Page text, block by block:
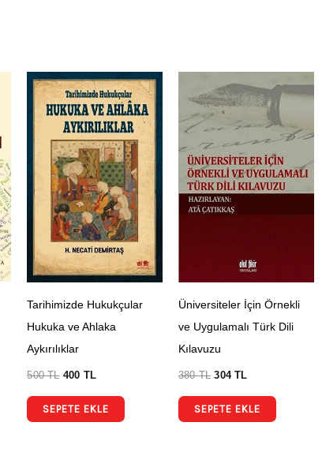
Tarihimizde Hukukçular
Hukuka ve Ahlaka
Aykırılıklar
500TL 400 TL
SEPETE EKLE
Üniversiteler İçin Örnekli
ve Uygulamalı Türk Dili
Kılavuzu
380TL 304TL
SEPETE EKLE